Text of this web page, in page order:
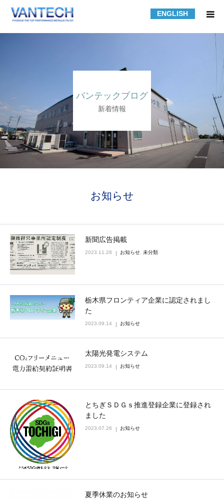
ENGLISH
バンテックブログ
新着情報
お知らせ
新聞広告掲載
2023.11.28 お知らせ 未分類
栃木県フロンティア企業に認定されまし
た
2023.09.14 お知らせ
太陽光発電システム
2023.09.14 お知らせ
とちぎＳＤＧｓ推進登録企業に登録され
ました
2023.07.26 お知らせ
夏季休業のお知らせ
フィルター規格品
フィルターの知識
フィルターの製作事例
課題解決事例
お問い合わせ